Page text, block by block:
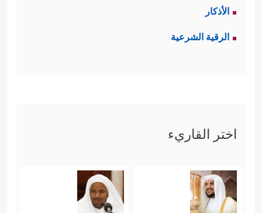
الأذكار
الرقية الشرعية
اختر القاريء